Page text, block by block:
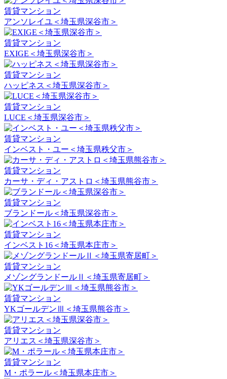
賃貸マンション
アンソレイユ＜埼玉県深谷市＞
賃貸マンション
EXIGE＜埼玉県深谷市＞
賃貸マンション
ハッピネス＜埼玉県深谷市＞
賃貸マンション
LUCE＜埼玉県深谷市＞
賃貸マンション
インベスト・ユー＜埼玉県秩父市＞
賃貸マンション
カーサ・ディ・アストロ＜埼玉県熊谷市＞
賃貸マンション
ブランドール＜埼玉県深谷市＞
賃貸マンション
インベスト16＜埼玉県本庄市＞
賃貸マンション
メゾングランドールⅡ＜埼玉県寄居町＞
賃貸マンション
YKゴールデンⅢ＜埼玉県熊谷市＞
賃貸マンション
アリエス＜埼玉県深谷市＞
賃貸マンション
M・ポラール＜埼玉県本庄市＞